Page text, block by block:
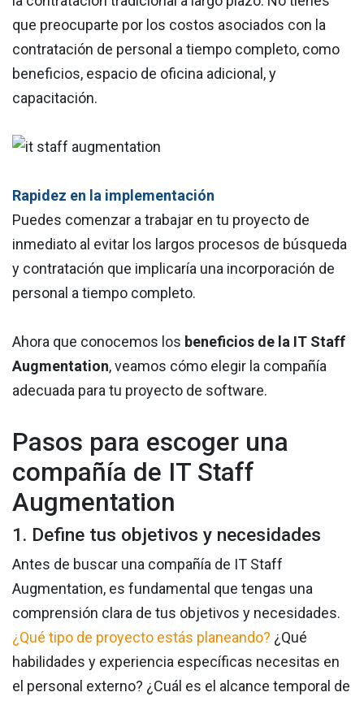
que preocuparte por los costos asociados con la
contratación de personal a tiempo completo, como
beneficios, espacio de oficina adicional, y
capacitación.
Rapidez en la implementación
Puedes comenzar a trabajar en tu proyecto de
inmediato al evitar los largos procesos de búsqueda
y contratación que implicaría una incorporación de
personal a tiempo completo.
Ahora que conocemos los beneficios de la IT Staff
Augmentation, veamos cómo elegir la compañía
adecuada para tu proyecto de software.
Pasos para escoger una
compañía de IT Staff
Augmentation
1. Define tus objetivos y necesidades
Antes de buscar una compañía de IT Staff
Augmentation, es fundamental que tengas una
comprensión clara de tus objetivos y necesidades.
¿Qué tipo de proyecto estás planeando? ¿Qué
habilidades y experiencia específicas necesitas en
el personal externo? ¿Cuál es el alcance temporal de